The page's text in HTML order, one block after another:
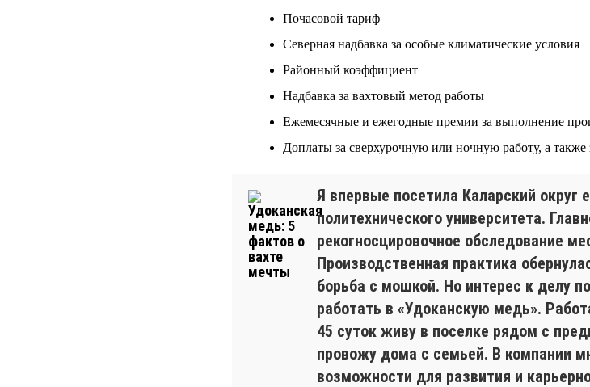
Почасовой тариф
Северная надбавка за особые климатические условия
Районный коэффициент
Надбавка за вахтовый метод работы
Ежемесячные и ежегодные премии за выполнение
Доплаты за сверхурочную или ночную работу, а
Я впервые посетила Каларский округ
политехнического университета.
рекогносцировочное обследование
Производственная практика
борьба с мошкой. Но интерес к делу
работать в «Удоканскую медь».
45 суток живу в поселке рядом с
провожу дома с семьей. В компании
возможности для развития и